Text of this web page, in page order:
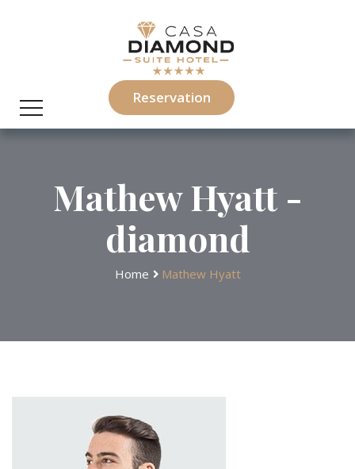
Reservation
Mathew Hyatt -
diamond
Home Mathew Hyatt